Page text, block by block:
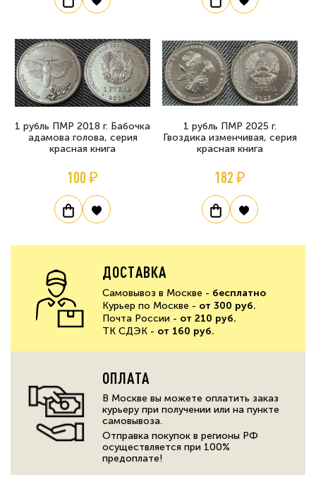
1 рубль ПМР 2018 г. Бабочка
адамова голова, серия
красная книга
100 ₽
1 рубль ПМР 2025 г.
Гвоздика изменчивая, серия
красная книга
182 ₽
ДОСТАВКА
Самовывоз в Москве - бесплатно
Курьер по Москве - от 300 руб.
Почта России - от 210 руб.
ТК СДЭК - от 160 руб.
ОПЛАТА
В Москве вы можете оплатить заказ
курьеру при получении или на пункте
самовывоза.
Отправка покупок в регионы РФ
осуществляется при 100%
предоплате!